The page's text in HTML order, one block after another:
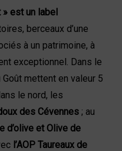
» est un label
berceaux d’une
à un patrimoine, à
exceptionnel. Dans le
mettent en valeur 5
le nord, les
des Cévennes; au
d’olive et Olive de
l’AOP Taureaux de